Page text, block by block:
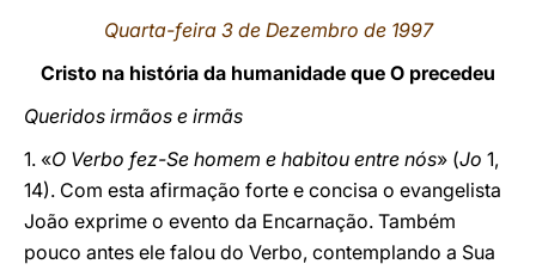
Quarta-feira 3 de Dezembro de 1997
Cristo na história da humanidade que O precedeu
Queridos irmãos e irmãs
1. «O Verbo fez-Se homem e habitou entre nós» (Jo 1,
14). Com esta afirmação forte e concisa o evangelista
João exprime o evento da Encarnação. Também
pouco antes ele falou do Verbo, contemplando a Sua